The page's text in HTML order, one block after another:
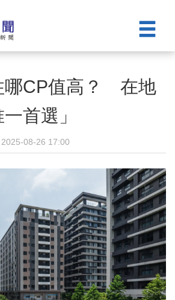
哪CP值高？ 在地
首選」
2025-08-26 17:00